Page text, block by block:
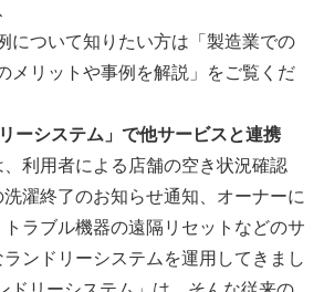
について知りたい方は「 製造業での
メリットや事例を解説 」をご覧くだ
ーシステム」で他サービスと連携
利用者による店舗の空き状況確認
濯終了のお知らせ通知、オーナーに
ラブル機器の遠隔リセットなどのサ
ンドリーシステムを運用してきまし